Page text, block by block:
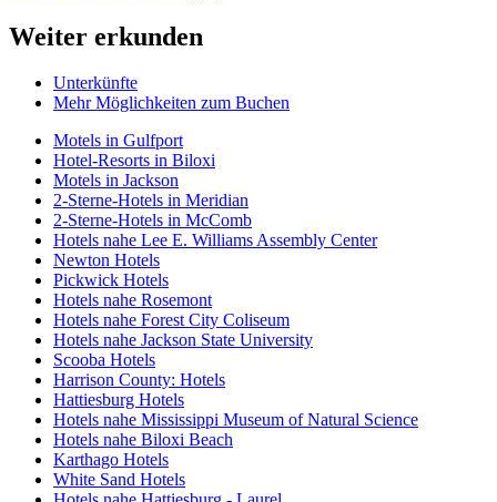
Weiter erkunden
Unterkünfte
Mehr Möglichkeiten zum Buchen
Motels in Gulfport
Hotel-Resorts in Biloxi
Motels in Jackson
2-Sterne-Hotels in Meridian
2-Sterne-Hotels in McComb
Hotels nahe Lee E. Williams Assembly Center
Newton Hotels
Pickwick Hotels
Hotels nahe Rosemont
Hotels nahe Forest City Coliseum
Hotels nahe Jackson State University
Scooba Hotels
Harrison County: Hotels
Hattiesburg Hotels
Hotels nahe Mississippi Museum of Natural Science
Hotels nahe Biloxi Beach
Karthago Hotels
White Sand Hotels